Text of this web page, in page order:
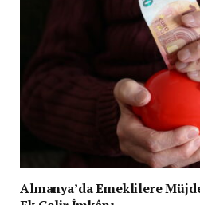
Almanya’da Emeklilere